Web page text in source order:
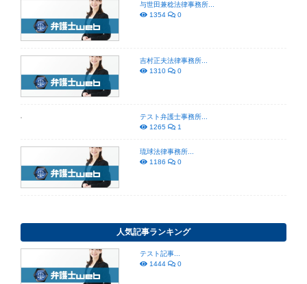
与世田兼稔法律事務所...
1354
0
吉村正夫法律事務所...
1310
0
テスト弁護士事務所...
1265
1
琉球法律事務所...
1186
0
人気記事ランキング
テスト記事...
1444
0